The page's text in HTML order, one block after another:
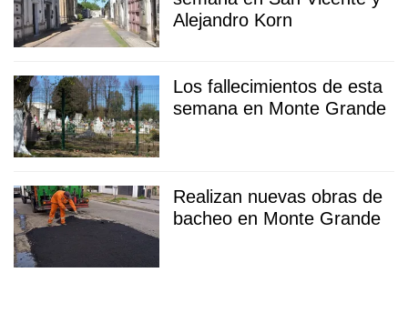
Alejandro Korn
Los fallecimientos de esta
semana en Monte Grande
Realizan nuevas obras de
bacheo en Monte Grande